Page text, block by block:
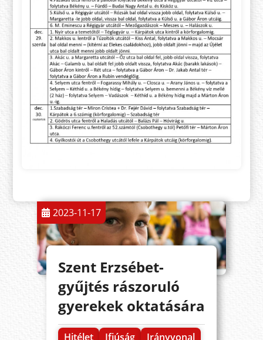
2023-11-17
Szent Erzsébet-
gyűjtés rászoruló
gyerekek oktatására
Hitélet Ifjúság Irányvonal